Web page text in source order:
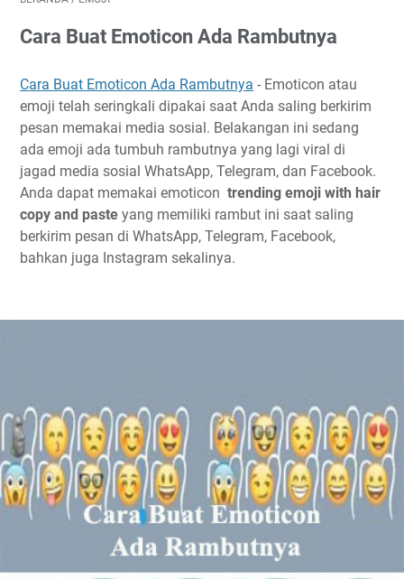
Cara Buat Emoticon Ada Rambutnya
Cara Buat Emoticon Ada Rambutnya - Emoticon atau
emoji telah seringkali dipakai saat Anda saling berkirim
pesan memakai media sosial. Belakangan ini sedang
ada emoji ada tumbuh rambutnya yang lagi viral di
jagad media sosial WhatsApp, Telegram, dan Facebook.
Anda dapat memakai emoticon trending emoji with hair
copy and paste yang memiliki rambut ini saat saling
berkirim pesan di WhatsApp, Telegram, Facebook,
bahkan juga Instagram sekalinya.